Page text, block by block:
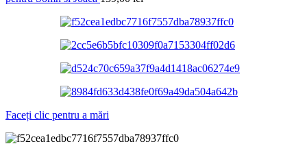
Faceți clic pentru a mări